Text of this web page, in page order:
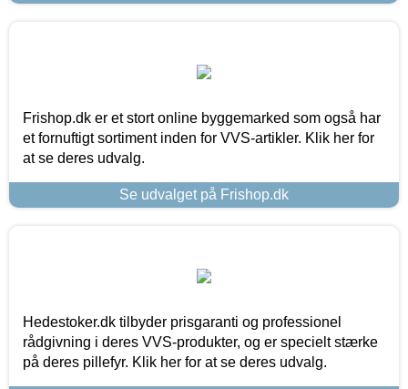
Frishop.dk er et stort online byggemarked som også har
et fornuftigt sortiment inden for VVS-artikler. Klik her for
at se deres udvalg.
Se udvalget på Frishop.dk
Hedestoker.dk tilbyder prisgaranti og professionel
rådgivning i deres VVS-produkter, og er specielt stærke
på deres pillefyr. Klik her for at se deres udvalg.